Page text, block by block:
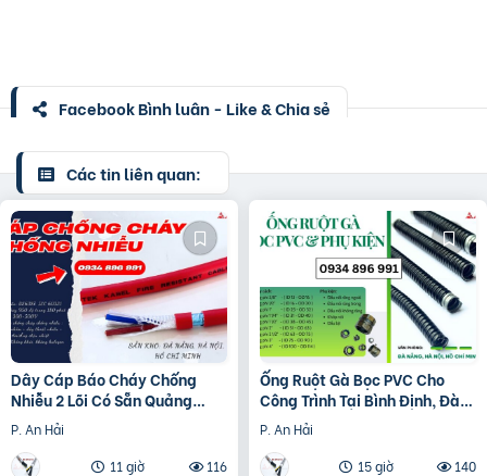
Facebook Bình luận - Like & Chia sẻ
Các tin liên quan:
Dây Cáp Báo Cháy Chống
Nhiễu 2 Lõi Có Sẵn Quảng
Bình, Quảng Nam, Đà Nẵng
P. An Hải
11 giờ
116
Ống Ruột Gà Bọc PVC Cho
Công Trình Tại Bình Định, Đà
Nẵng
P. An Hải
15 giờ
140